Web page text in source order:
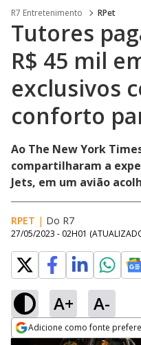
R7 Entretenimento RPet
Tutores
R$ 45 mil
exclusivos
conforto
Ao The New York
compartilharam a
Jets, em um avião
RPET | Do R7
27/05/2023 - 02H01
A+ A-
Adicione como fonte